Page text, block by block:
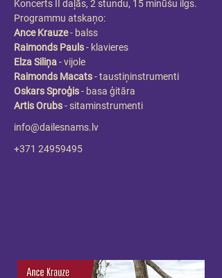
Koncerts II daļās, 2 stundu, 15 minūšu ilgs.
Programmu atskaņo:
Ance Krauze - balss
Raimonds Pauls - klavieres
Elza Siliņa - vijole
Raimonds Macats -taustiņinstrumenti
Oskars Sproģis - basa ģitāra
Artis Orubs - sitaminstrumenti
info@dailesnams.lv
+371 24959495